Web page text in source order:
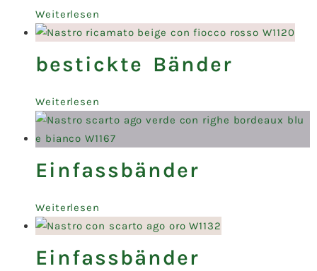
Weiterlesen
bestickte Bänder
Weiterlesen
Einfassbänder
Weiterlesen
Einfassbänder